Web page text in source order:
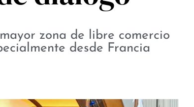
zona de libre comercio
desde Francia